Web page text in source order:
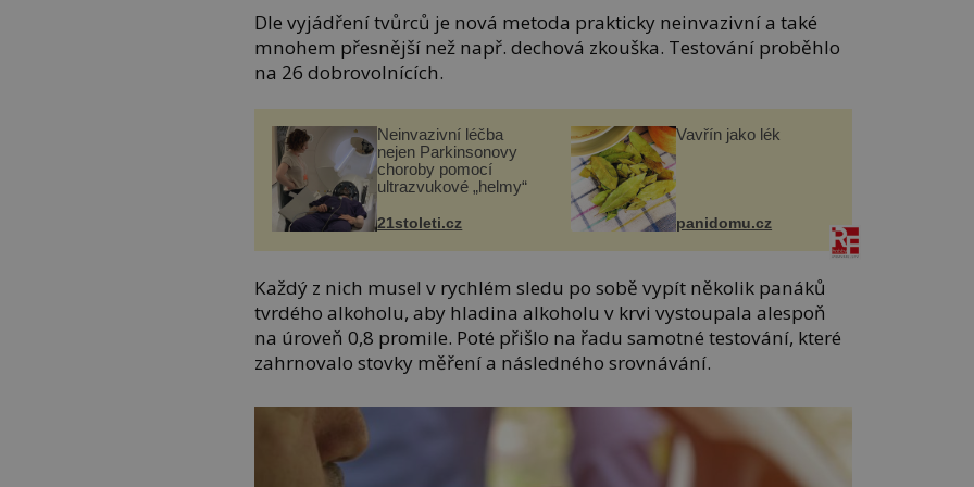
Dle vyjádření tvůrců je nová metoda prakticky neinvazivní a také
mnohem přesnější než např. dechová zkouška. Testování proběhlo
na 26 dobrovolnících.
Neinvazivní léčba
nejen Parkinsonovy
choroby pomocí
ultrazvukové „helmy“
21stoleti.cz
Vavřín jako lék
panidomu.cz
Každý z nich musel v rychlém sledu po sobě vypít několik panáků
tvrdého alkoholu, aby hladina alkoholu v krvi vystoupala alespoň
na úroveň 0,8 promile. Poté přišlo na řadu samotné testování, které
zahrnovalo stovky měření a následného srovnávání.